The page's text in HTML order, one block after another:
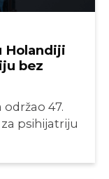
Holandiji
bez
47.
psihijatriju